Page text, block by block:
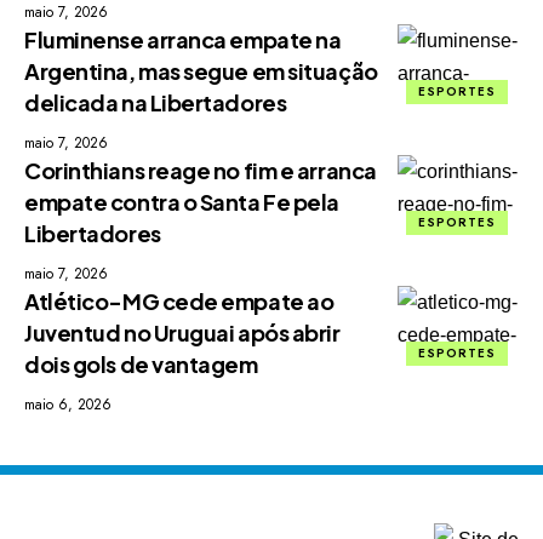
maio 7, 2026
ESPORTES
Fluminense arranca empate na
Argentina, mas segue em situação
delicada na Libertadores
maio 7, 2026
ESPORTES
Corinthians reage no fim e arranca
empate contra o Santa Fe pela
Libertadores
maio 7, 2026
ESPORTES
Atlético-MG cede empate ao
Juventud no Uruguai após abrir
dois gols de vantagem
maio 6, 2026